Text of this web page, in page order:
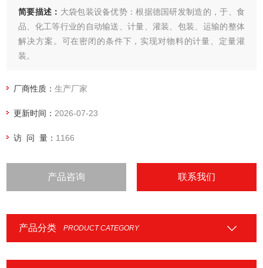
简要描述： 大袋包装设备优势：根据德国研发制造的，于、食
品、化工等行业的自动输送、计量、灌装、包装、运输的整体
解决方案。可在密闭的条件下，实现对物料的计量、定量灌
装。
厂商性质：生产厂家
更新时间： 2026-07-23
访 问 量： 1166
产品咨询 联系我们
产品分类 PRODUCT CATEGORY